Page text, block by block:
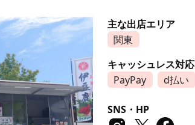
主な出店エリア
関東
キャッシュレス対応
PayPay
d払い
SNS・HP